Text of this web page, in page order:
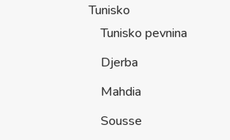
Tunisko
Tunisko pevnina
Djerba
Mahdia
Sousse